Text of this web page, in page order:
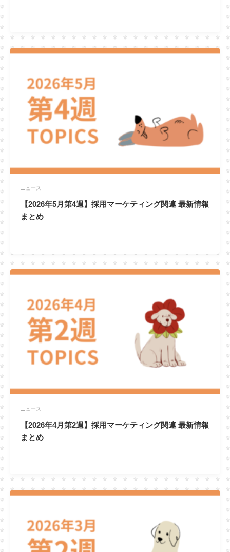
ニュース
【2026年5月第4週】採用マーケティング関連 最新情報
まとめ
ニュース
【2026年4月第2週】採用マーケティング関連 最新情報
まとめ